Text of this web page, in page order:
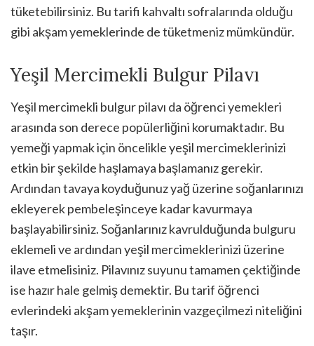
tüketebilirsiniz. Bu tarifi kahvaltı sofralarında olduğu
gibi akşam yemeklerinde de tüketmeniz mümkündür.
Yeşil Mercimekli Bulgur Pilavı
Yeşil mercimekli bulgur pilavı da öğrenci yemekleri
arasında son derece popülerliğini korumaktadır. Bu
yemeği yapmak için öncelikle yeşil mercimeklerinizi
etkin bir şekilde haşlamaya başlamanız gerekir.
Ardından tavaya koyduğunuz yağ üzerine soğanlarınızı
ekleyerek pembeleşinceye kadar kavurmaya
başlayabilirsiniz. Soğanlarınız kavrulduğunda bulguru
eklemeli ve ardından yeşil mercimeklerinizi üzerine
ilave etmelisiniz. Pilavınız suyunu tamamen çektiğinde
ise hazır hale gelmiş demektir. Bu tarif öğrenci
evlerindeki akşam yemeklerinin vazgeçilmezi niteliğini
taşır.